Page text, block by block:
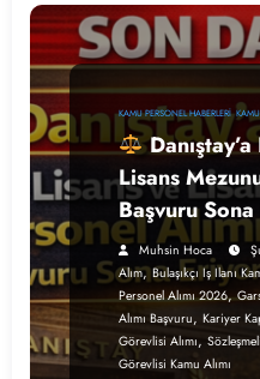
KAMU PERSONEL HABERLERI
Lisans
Başvuru
Muhsin Hoca
Alım,Bulaşıkçı Iş Ilanı
Personel Alımı 2026,
Alımı Başvuru, Kariyer
Görevlisi Alımı,
Görevlisi Kamu Alımı